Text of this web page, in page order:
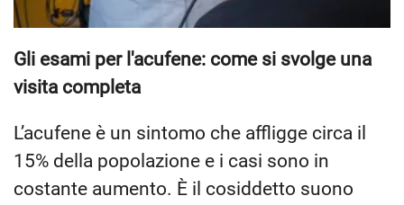
Gli esami per l'acufene: come si svolge una
visita completa
L’acufene è un sintomo che affligge circa il
15% della popolazione e i casi sono in
costante aumento. È il cosiddetto suono